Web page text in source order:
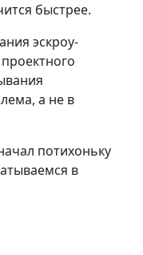
быстрее.
эскроу-
а не в
потихоньку
в